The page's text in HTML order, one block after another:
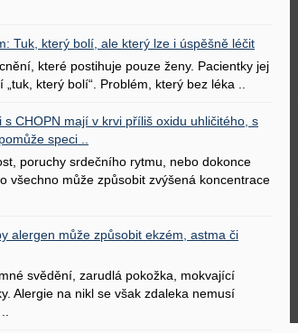
Tuk, který bolí, ale který lze i úspěšně léčit
které postihuje pouze ženy. Pacientky jej
„tuk, který bolí“. Problém, který bez léka ..
s CHOPN mají v krvi příliš oxidu uhličitého, s
speci ..
poruchy srdečního rytmu, nebo dokonce
všechno může způsobit zvýšená koncentrace
alergen může způsobit ekzém, astma či
svědění, zarudlá pokožka, mokvající
Alergie na nikl se však zdaleka nemusí